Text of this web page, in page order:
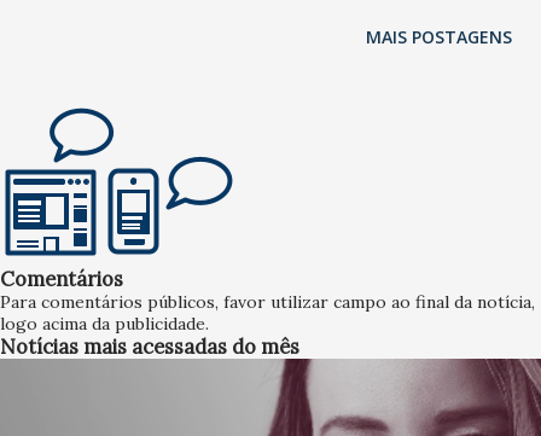
MAIS POSTAGENS
Comentários
Para comentários públicos, favor utilizar campo ao final da notícia,
logo acima da publicidade.
Notícias mais acessadas do mês